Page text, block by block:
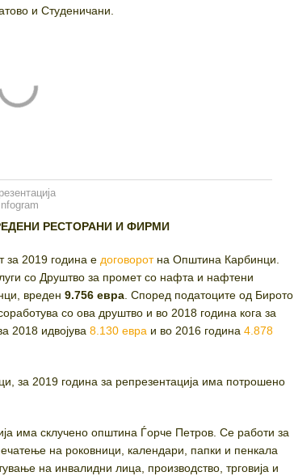
и Студеничани.
Infogram
РЕСТОРАНИ И ФИРМИ
за 2019 година е договоротна Општина Карбинци.
со Друштво за промет со нафта и нафтени
вреден9.756 евра . Според податоците од Бирото
со ова друштво и во 2018 година кога за
2018 идвојува8.130 евра и во 2016 година4.878
за 2019 година за репрезентација има потрошено
има склучено општина Ѓорче Петров. Се работи за
на роковници, календари, папки и пенкала
на инвалидни лица, производство, трговија и